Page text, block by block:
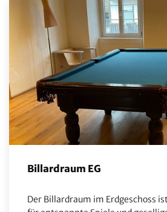
Billardraum EG
Der Billardraum im Erdgeschoss